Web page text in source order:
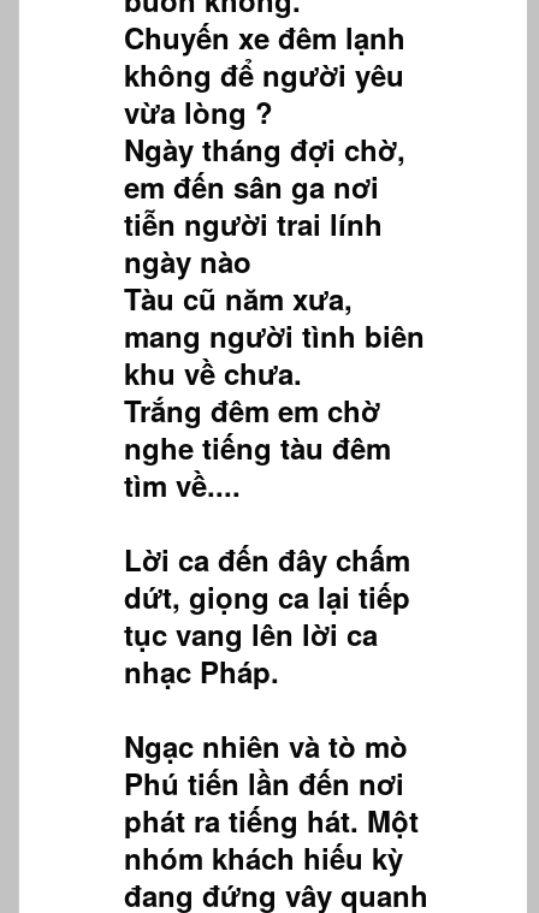
Chuyến xe đêm lạnh
không để người yêu
vừa lòng ?
Ngày tháng đợi chờ,
em đến sân ga nơi
tiễn người trai lính
ngày nào
Tàu cũ năm xưa,
mang người tình biên
khu về chưa.
Trắng đêm em chờ
nghe tiếng tàu đêm
tìm về....
Lời ca đến đây chấm
dứt, giọng ca lại tiếp
tục vang lên lời ca
nhạc Pháp.
Ngạc nhiên và tò mò
Phú tiến lần đến nơi
phát ra tiếng hát. Một
nhóm khách hiếu kỳ
đang đứng vây quanh